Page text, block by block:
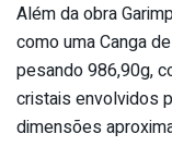
Além da obra
como uma Canga
pesando 986,90g,
cristais envolvidos
dimensões